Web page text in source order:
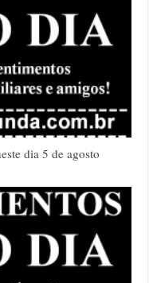
dia 5 de agosto